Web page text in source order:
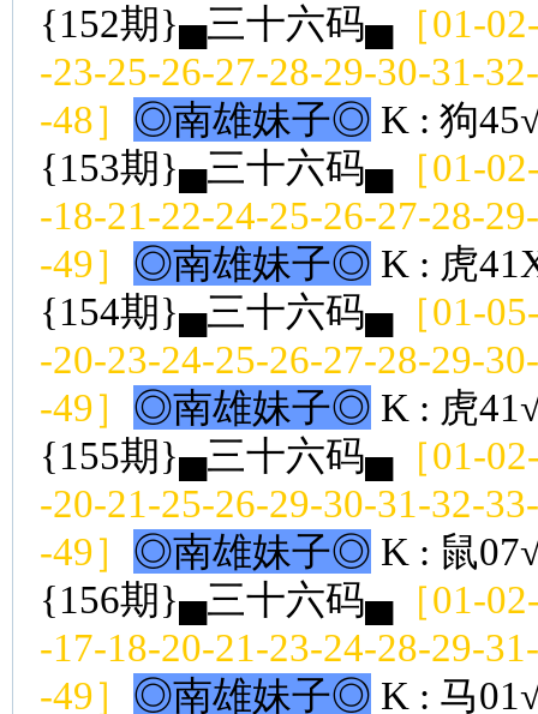
{152期}▄三十六码▄［01-
-23-25-26-27-28-29-30-31-
-48］ ◎南雄妹子◎ K : 狗
{153期}▄三十六码▄［01-
-18-21-22-24-25-26-27-28-
-49］ ◎南雄妹子◎ K : 虎
{154期}▄三十六码▄［01-
-20-23-24-25-26-27-28-29-
-49］ ◎南雄妹子◎ K : 虎
{155期}▄三十六码▄［01-
-20-21-25-26-29-30-31-32-
-49］ ◎南雄妹子◎ K : 鼠
{156期}▄三十六码▄［01-
-17-18-20-21-23-24-28-29-
-49］ ◎南雄妹子◎ K : 马